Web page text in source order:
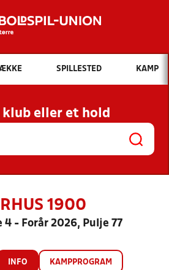
Hvad vil du søge efter?
INDHOLD OG NYHEDER
KLUBBER OG
HOLD
SPILLESTED KAMP
klub eller et hold
1900
4 - Forår 2026, Pulje 77
INFO KAMPPROGRAM